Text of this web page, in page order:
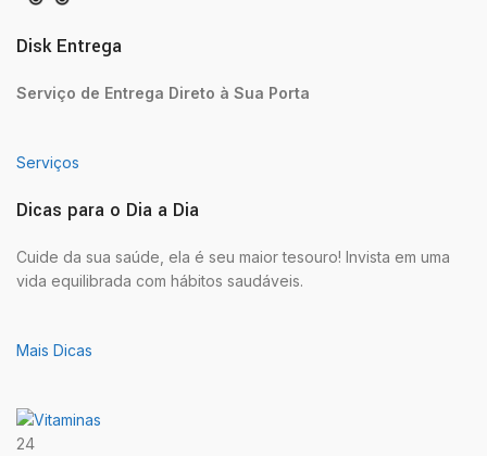
Disk Entrega
Serviço de Entrega Direto à Sua Porta
Serviços
Dicas para o Dia a Dia
Cuide da sua saúde, ela é seu maior tesouro! Invista em uma
vida equilibrada com hábitos saudáveis.
Mais Dicas
24